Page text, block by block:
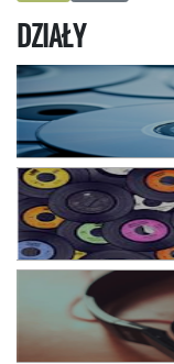
DZIAŁY